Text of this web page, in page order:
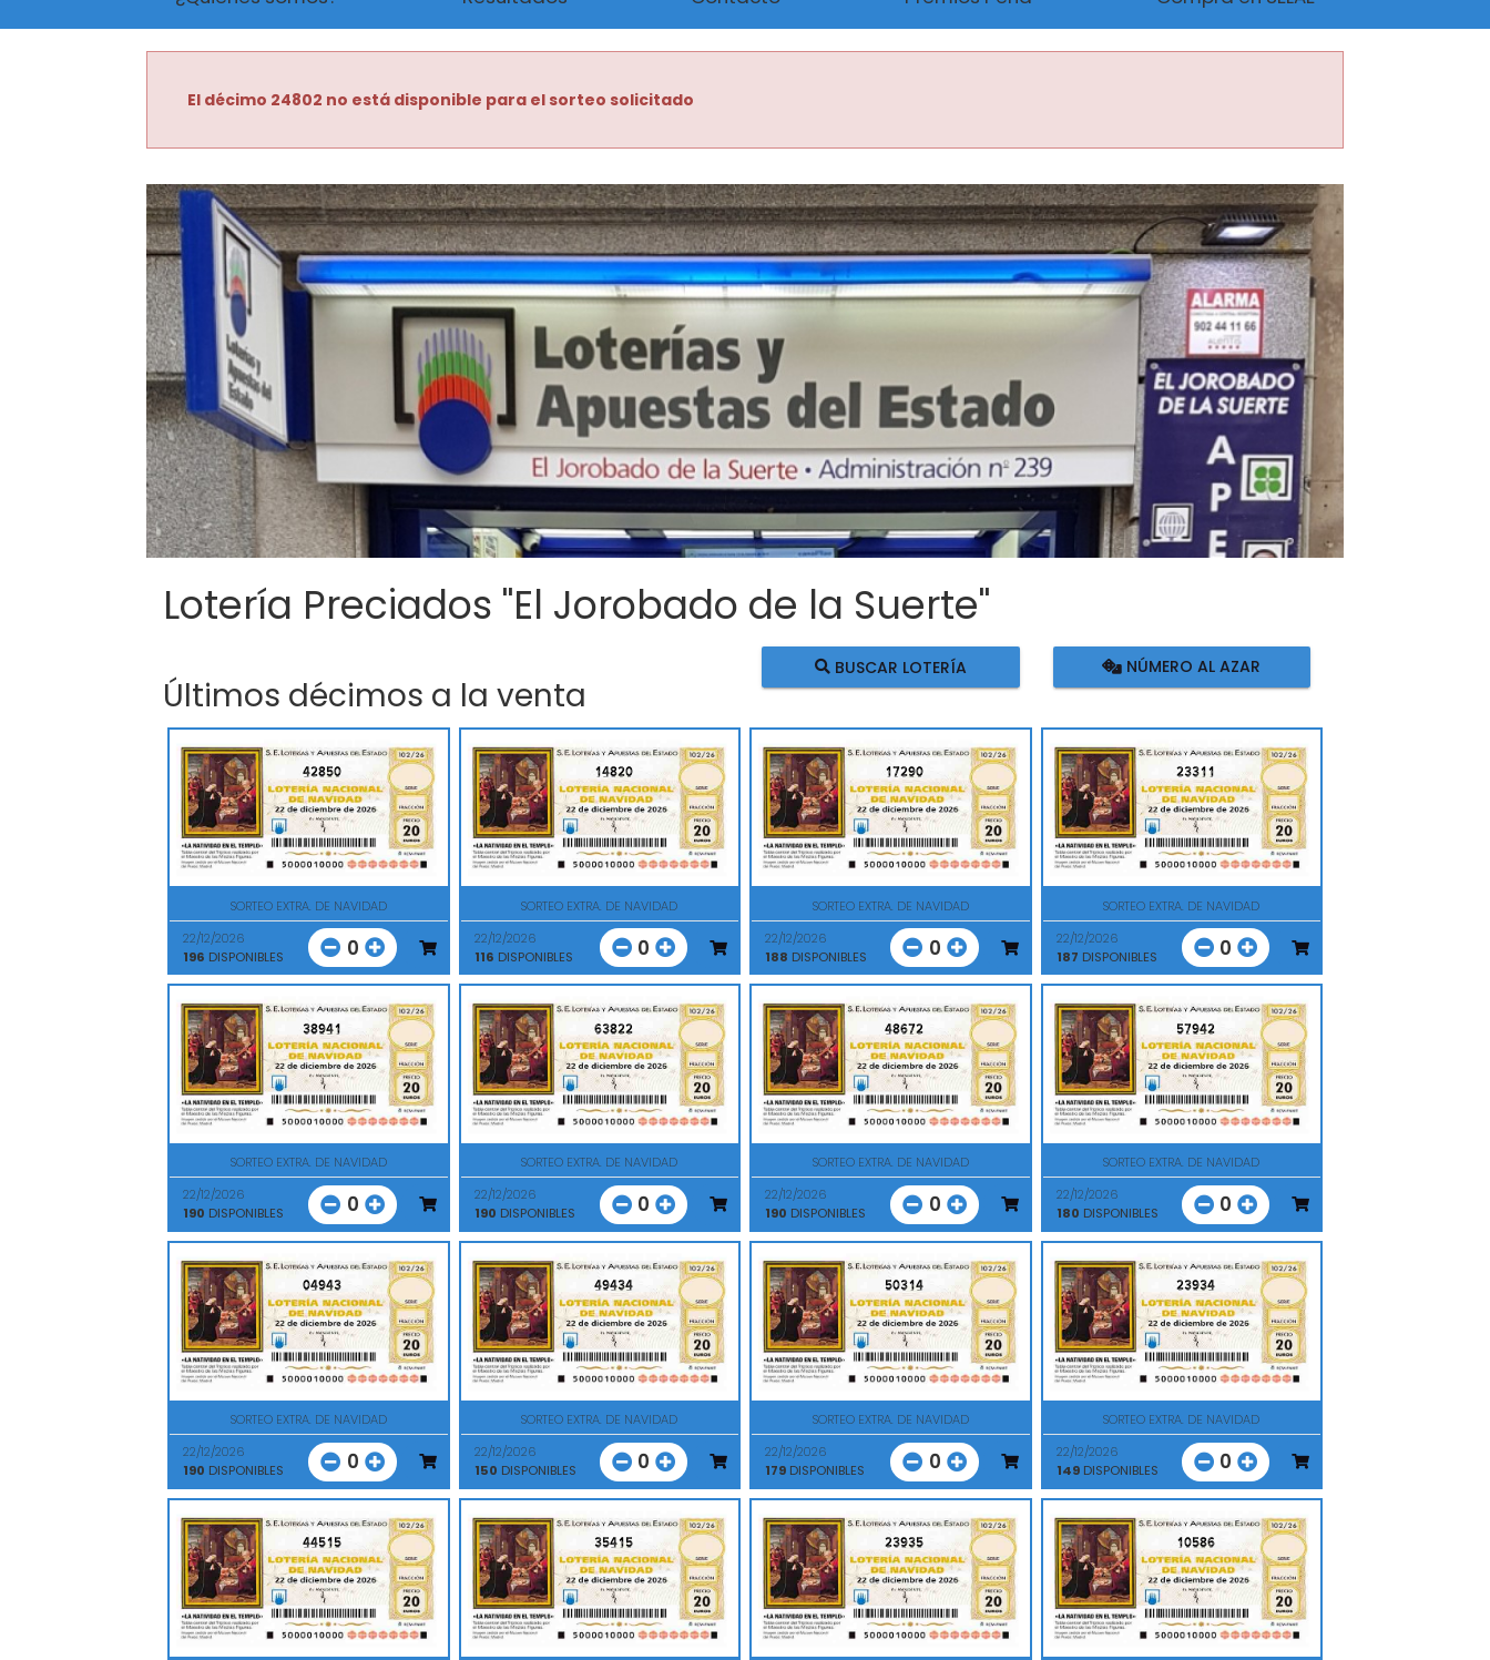
El décimo 24802 no está disponible para el sorteo solicitado
Lotería Preciados "El Jorobado de la Suerte"
Últimos décimos a la venta
BUSCAR LOTERÍA NÚMERO AL AZAR
42850
SORTEO EXTRA. DE NAVIDAD
22/12/2026
196 DISPONIBLES 0
14820
SORTEO EXTRA. DE NAVIDAD
22/12/2026
116 DISPONIBLES 0
17290
SORTEO EXTRA. DE NAVIDAD
22/12/2026
188 DISPONIBLES 0
23311
SORTEO EXTRA. DE NAVIDAD
22/12/2026
187 DISPONIBLES 0
38941
SORTEO EXTRA. DE NAVIDAD
22/12/2026
190 DISPONIBLES 0
63822
SORTEO EXTRA. DE NAVIDAD
22/12/2026
190 DISPONIBLES 0
48672
SORTEO EXTRA. DE NAVIDAD
22/12/2026
190 DISPONIBLES 0
57942
SORTEO EXTRA. DE NAVIDAD
22/12/2026
180 DISPONIBLES 0
04943
SORTEO EXTRA. DE NAVIDAD
22/12/2026
190 DISPONIBLES 0
49434
SORTEO EXTRA. DE NAVIDAD
22/12/2026
150 DISPONIBLES 0
50314
SORTEO EXTRA. DE NAVIDAD
22/12/2026
179 DISPONIBLES 0
23934
SORTEO EXTRA. DE NAVIDAD
22/12/2026
149DISPONIBLES 0
44515 35415 23935 10586